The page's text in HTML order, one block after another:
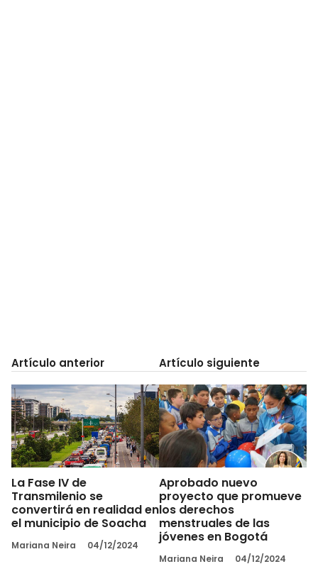
Artículo anterior
La Fase IV de
Transmilenio se
convertirá en realidad en
el municipio de Soacha
Mariana Neira 04/12/2024
Artículo siguiente
Aprobado nuevo
proyecto que promueve
los derechos
menstruales de las
jóvenes en Bogotá
Mariana Neira 04/12/2024